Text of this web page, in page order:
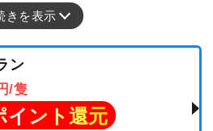
きを表示
ン
/隻
イント還元